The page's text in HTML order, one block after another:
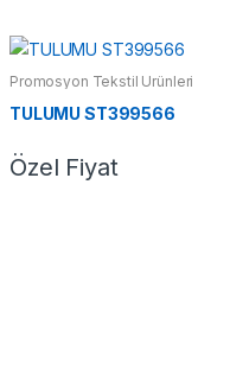
Promosyon Tekstil Ürünleri
TULUMU ST399566
Özel Fiyat